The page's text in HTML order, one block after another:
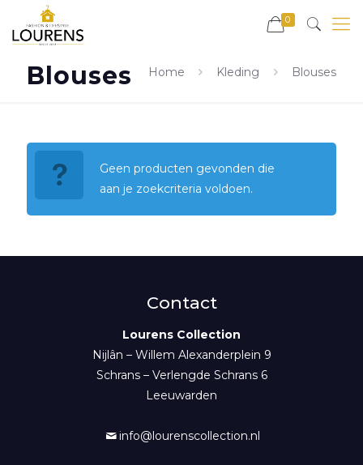
0
Blouses Home Kleding Blouses
Geen producten gevonden die
aan je zoekcriteria voldoen.
Contact
Lourens Collection
Nijlân – Willem Alexanderplein 9
Schrans – Verlengde Schrans 6
Leeuwarden
info@lourenscollection.nl